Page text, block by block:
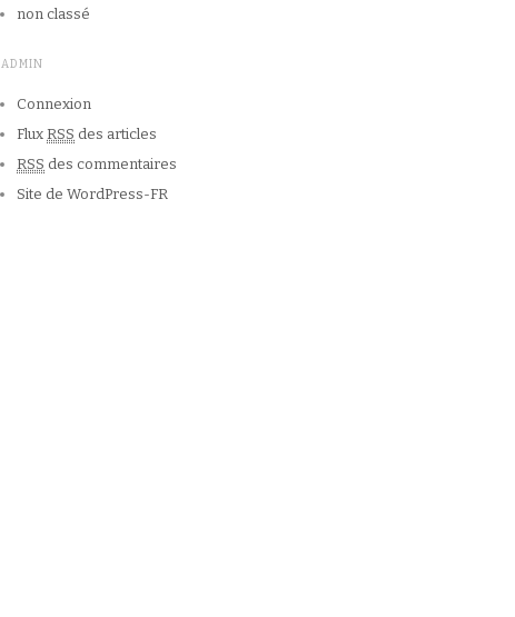
non classé
ADMIN
Connexion
Flux RSS des articles
RSS des commentaires
Site de WordPress-FR